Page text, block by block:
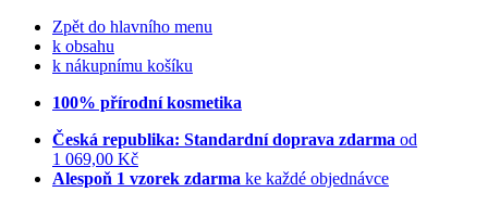
Zpět do hlavního menu
k obsahu
k nákupnímu košíku
100% přírodní kosmetika
Česká republika: Standardní doprava zdarma od
1 069,00 Kč
Alespoň 1 vzorek zdarma ke každé objednávce